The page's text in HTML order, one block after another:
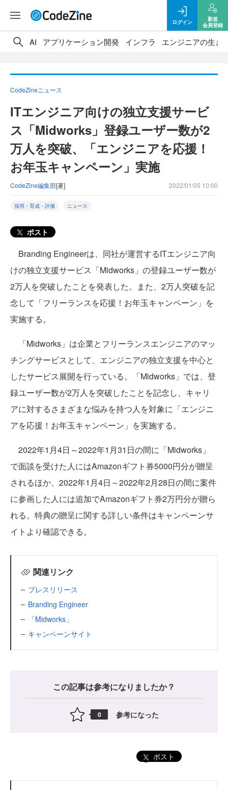
ログイン
新規
会員登録
AI アプリケーション開発 インフラ エンジニアの生き
CodeZineニュース
ITエンジニア向けの独立支援サービ
ス「Midworks」登録ユーザー数が2
万人を突破、「エンジニアを応援！
お年玉キャンペーン」実施
CodeZine編集部[著] 2022/01/05 10:00
採用・育成・評価 ニュース
ポスト
Branding Engineerは、同社が運営するITエンジニア向
けの独立支援サービス「Midworks」の登録ユーザー数が
2万人を突破したことを発表した。また、2万人突破を記
念して「フリーランスを応援！お年玉キャンペーン」を
実施する。
「Midworks」は企業とフリーランスエンジニアのマッ
チングサービスとして、エンジニアの独立支援を中心と
したサービス展開を行っている。「Midworks」では、登
録ユーザー数が2万人を突破したことを記念し、キャリ
アに対するさまざまな悩みを持つ人を対象に「エンジニ
アを応援！お年玉キャンペーン」を実施する。
2022年1月4日～2022年1月31日の間に「Midworks」
で面談を受けた人にはAmazonギフト券5000円分が贈呈
されるほか、2022年1月4日～2022年2月28日の間に案件
に参画した人には追加でAmazonギフト券2万円分が贈ら
れる。特典の贈呈に関する詳しい条件はキャンペーンサ
イトより確認できる。
関連リンク
プレスリリース
Branding Engineer
「Midworks」
キャンペーンサイト
この記事は参考になりましたか？
0 参考になった
ポスト